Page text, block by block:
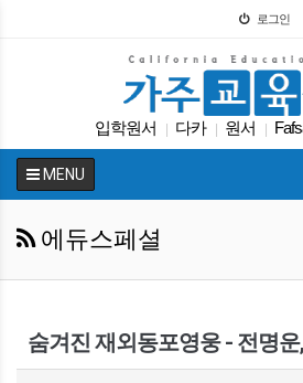
로그인
입학원서 다카 원서
교육정책 가주교육신문
MENU
에듀스페셜
숨겨진 재외동포영웅 - 전명